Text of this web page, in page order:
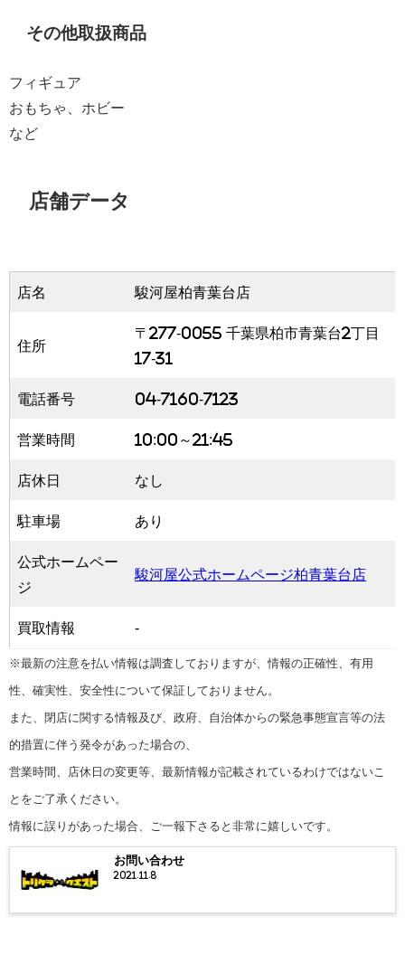
その他取扱商品
フィギュア
おもちゃ、ホビー
など
店舗データ
店名 駿河屋柏青葉台店
住所
〒277-0055 千葉県柏市青葉台2丁目
17-31
電話番号 04-7160-7123
営業時間 10:00～21:45
店休日 なし
駐車場 あり
公式ホームペー
ジ
駿河屋公式ホームページ柏青葉台店
買取情報 -
※最新の注意を払い情報は調査しておりますが、情報の正確性、有用
性、確実性、安全性について保証しておりません。
また、閉店に関する情報及び、政府、自治体からの緊急事態宣言等の法
的措置に伴う発令があった場合の、
営業時間、店休日の変更等、最新情報が記載されているわけではないこ
とをご了承ください。
情報に誤りがあった場合、ご一報下さると非常に嬉しいです。
お問い合わせ
2021.11.8